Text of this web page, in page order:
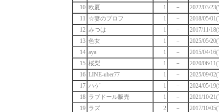
10 欧夏 1 －
2022/03/
11 ☆妻のプロフ 1 －
2018/05/
12 みつは 1 －
2017/11/
13 色女 1 －
2025/05/
14 aya 1 －
2015/04/
15 桜梨 1 －
2020/06/
16 LINE-uber77 1 －
2025/09/
17 ハゲ 1 －
2024/05/
18 ラブドール販売 1 －
2021/10/
19 ラズ 2 －
2017/10/